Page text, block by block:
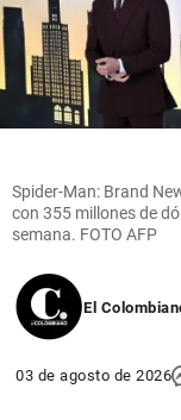
Spider-Man: Brand
con 355 millones de
semana. FOTO AFP
El
03 de agosto de 2026